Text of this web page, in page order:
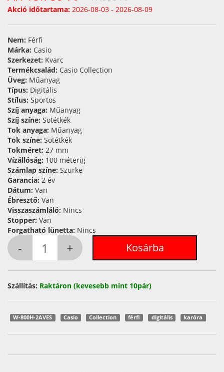
Akció időtartama: 2026-08-03 - 2026-08-09
Nem: Férfi
Márka: Casio
Szerkezet: Kvarc
Termékcsalád: Casio Collection
Üveg: Műanyag
Típus: Digitális
Stílus: Sportos
Szíj anyaga: Műanyag
Szíj színe: Sötétkék
Tok anyaga: Műanyag
Tok színe: Sötétkék
Tokméret: 27 mm
Vízállóság: 100 méterig
Számlap színe: Szürke
Garancia: 2 év
Dátum: Van
Ébresztő: Van
Visszaszámláló: Nincs
Stopper: Van
Forgatható lünetta: Nincs
Szállítás: Raktáron (kevesebb mint 10pár)
W-800H-2AVES Casio Collection férfi digitális karóra